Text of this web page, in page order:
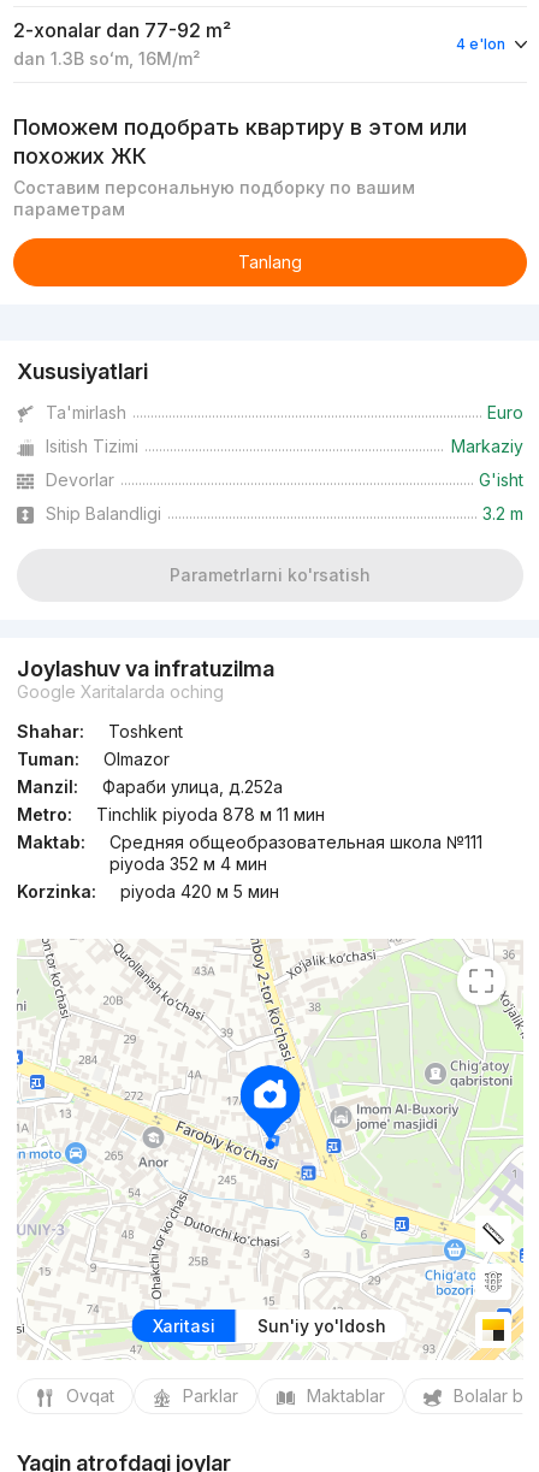
2-xonalar dan 77-92 m²
dan 1.3B soʻm, 16M/m²
4 e'lon
Поможем подобрать квартиру в этом или
похожих ЖК
Составим персональную подборку по вашим
параметрам
Tanlang
Xususiyatlari
Ta'mirlash
Euro
Isitish Tizimi
Markaziy
Devorlar
G'isht
Ship Balandligi
3.2 m
Parametrlarni ko'rsatish
Joylashuv va infratuzilma
Google Xaritalarda oching
Shahar:
Toshkent
Tuman:
Olmazor
Manzil:
Фараби улица, д.252a
Metro:
Tinchlik piyoda 878 м 11 мин
Maktab:
Средняя общеобразовательная школа №111
piyoda 352 м 4 мин
Korzinka:
piyoda 420 м 5 мин
Xaritasi Sun'iy yo'ldosh
Ovqat Parklar Maktablar Bolalar
Yaqin atrofdagi joylar